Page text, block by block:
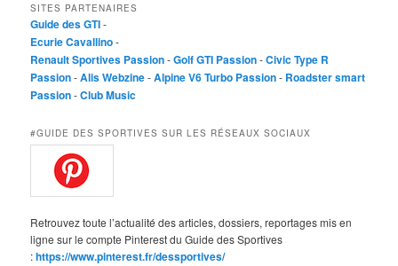
SITES PARTENAIRES
Guide des GTI-
Ecurie Cavallino-
Renault Sportives Passion-Golf GTI Passion-Civic Type R
Passion-Alis Webzine-Alpine V6 Turbo Passion- Roadster smart
Passion-Club Music
#GUIDE DES SPORTIVES SUR LES RÉSEAUX SOCIAUX
Retrouvez toute l’actualité des articles, dossiers, reportages mis en
ligne sur le compte Pinterest du Guide des Sportives
:https://www.pinterest.fr/dessportives/